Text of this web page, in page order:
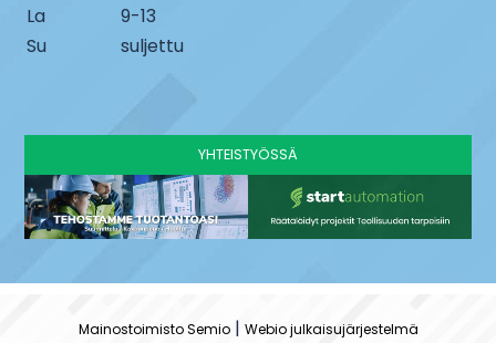
La
9-13
Su
suljettu
YHTEISTYÖSSÄ
Mainostoimisto Semio| Webio julkaisujärjestelmä